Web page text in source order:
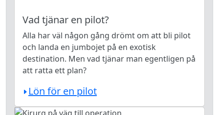
Vad tjänar en pilot?
Alla har väl någon gång drömt om att bli pilot
och landa en jumbojet på en exotisk
destination. Men vad tjänar man egentligen på
att ratta ett plan?
Lön för en pilot